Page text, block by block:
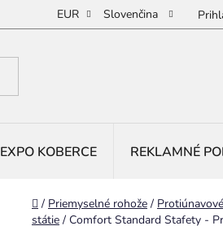
EUR Slovenčina
EXPO KOBERCE REKLAMNÉ
Domov
/ Priemyselné rohože /
státie / Comfort Standard Stafety -